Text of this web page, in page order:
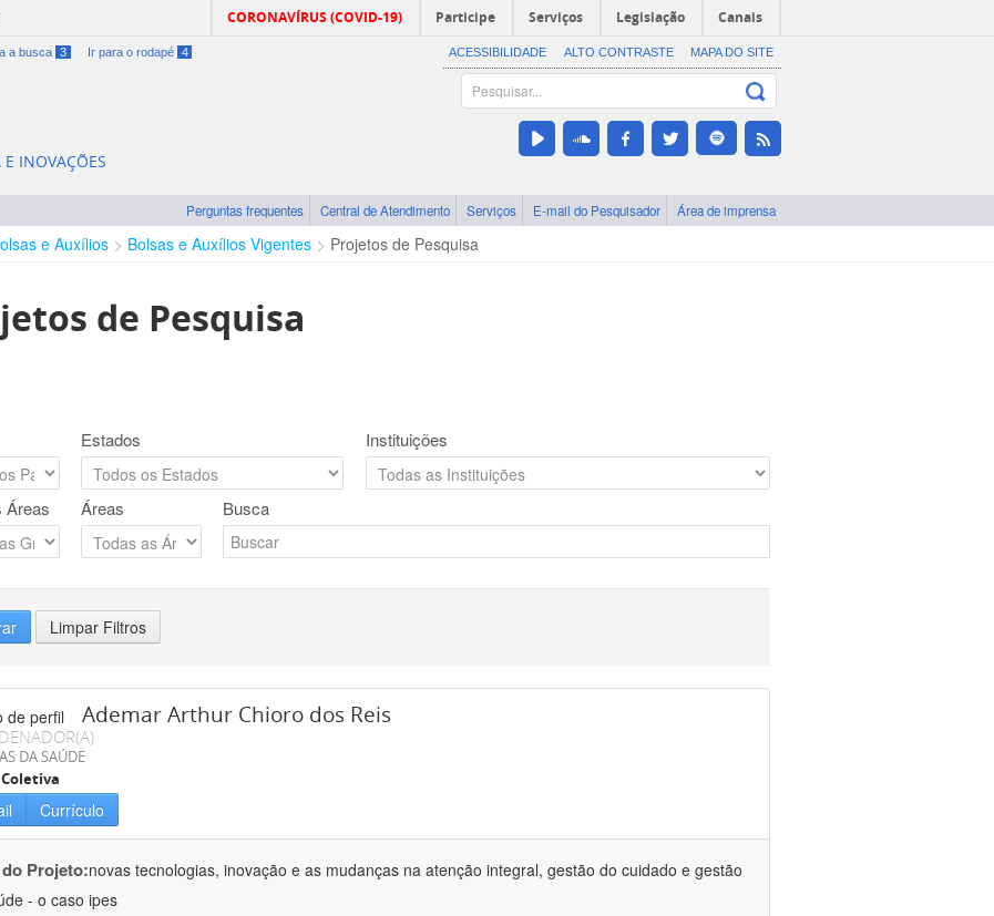
CORONAVÍRUS (COVID-19) Participe Serviços Legislação Canais
a busca 3 Ir para o rodapé 4 ACESSIBILIDADE ALTO CONTRASTE MAPA DO SITE
INOVAÇÕES
Perguntas frequentes Central de Atendimento Serviços E-mail do Pesquisador Área de imprensa
e Auxílios Bolsas e Auxílios Vigentes Projetos de Pesquisa
de Pesquisa
Estados Instituições
Áreas Áreas Busca
Limpar Filtros
Ademar Arthur Chioro dos Reis
DA SAÚDE
Currículo
Projeto:novas tecnologias, inovação e as mudanças na atenção integral, gestão do cuidado e gestão
- o caso ipes